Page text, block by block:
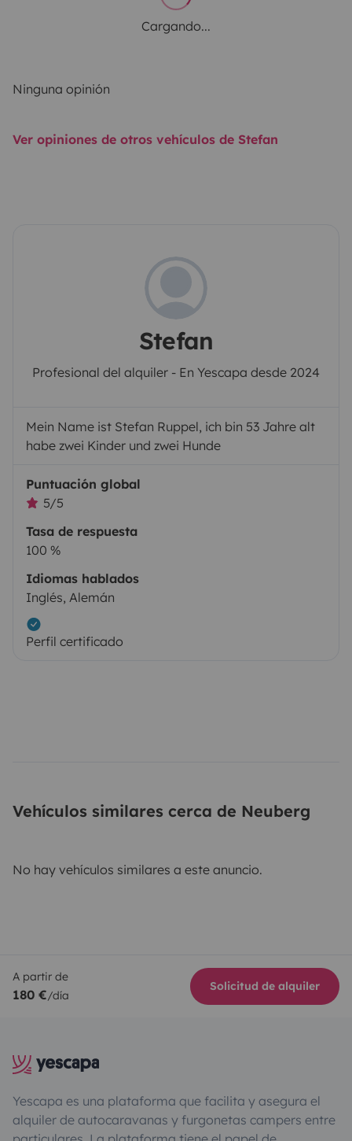
Cargando...
Ninguna opinión
Ver opiniones de otros vehículos de Stefan
Stefan
Profesional del alquiler - En Yescapa desde 2024
Mein Name ist Stefan Ruppel, ich bin 53 Jahre alt
habe zwei Kinder und zwei Hunde
Puntuación global
5/5
Tasa de respuesta
100 %
Idiomas hablados
Inglés, Alemán
Perfil certificado
Vehículos similares cerca de Neuberg
No hay vehículos similares a este anuncio.
A partir de
180 €/día
Solicitud de alquiler
Yescapa es una plataforma que facilita y asegura el
alquiler de autocaravanas y furgonetas campers entre